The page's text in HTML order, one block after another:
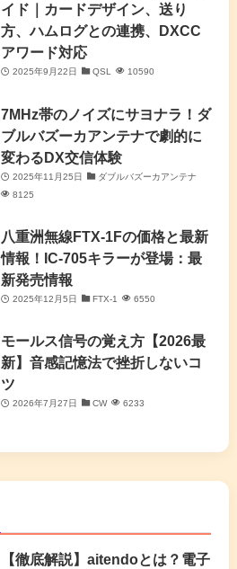
イド｜カードデザイン、送り
方、ハムログとの連携、DXCC
アワード対応
2025年9月22日 QSL 10590
7MHz帯のノイズにサヨナラ！ダ
ブルバズーカアンテナで劇的に
変わるDX交信体験
2025年11月25日
ダブルバズーカアンテナ
8125
八重洲無線FTX-1Fの価格と最新
情報！IC-705キラーが登場：最
新発売情報
2025年12月5日 FTX-1 6550
モールス信号の覚え方【2026最
新】音感記憶法で挫折しないコ
ツ
2026年7月27日 CW 6233
【徹底解説】aitendoとは？電子